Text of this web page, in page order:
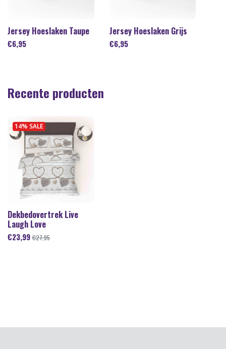
Jersey Hoeslaken Taupe
€6,95
Jersey Hoeslaken Grijs
€6,95
Recente producten
14% SALE
Dekbedovertrek Live
Laugh Love
€23,99 €27,95